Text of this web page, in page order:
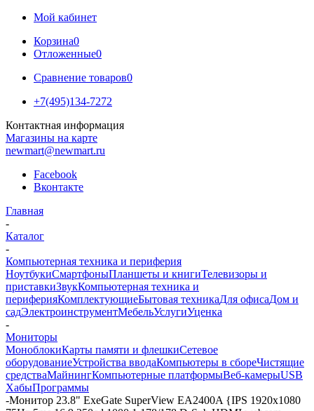
Мой кабинет
Корзина0
Отложенные0
Сравнение товаров0
+7(495)134-7272
Контактная информация
Магазины на карте
newmart@newmart.ru
Facebook
Вконтакте
Главная
-
Каталог
-
Компьютерная техника и периферия
НоутбукиСмартфоныПланшеты и книгиТелевизоры и
приставкиЗвукКомпьютерная техника и
периферияКомплектующиеБытовая техникаДля офисаДом и
садЭлектроинструментМебельУслугиУценка
-
Мониторы
МоноблокиКарты памяти и флешкиСетевое
оборудованиеУстройства вводаКомпьютеры в сбореЧистящие
средстваМайнингКомпьютерные платформыВеб-камерыUSB
ХабыПрограммы
-Монитор 23.8" ExeGate SuperView EA2400A {IPS 1920x1080